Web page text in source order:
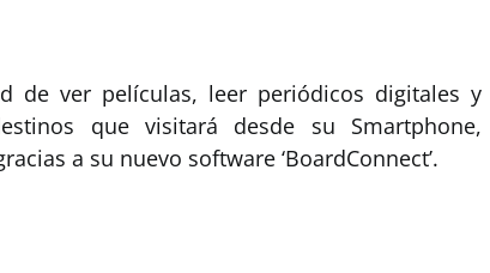
de ver películas, leer periódicos digitales y
que visitará desde su Smartphone,
a su nuevo software ‘BoardConnect’.